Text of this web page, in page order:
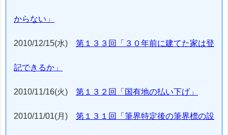
からない」
2010/12/15(水) 第１３３回「３０年前に建てた家は登
記できるか」
2010/11/16(火) 第１３２回「国有地の払い下げ」
2010/11/01(月) 第１３１回「筆界特定後の筆界標の設